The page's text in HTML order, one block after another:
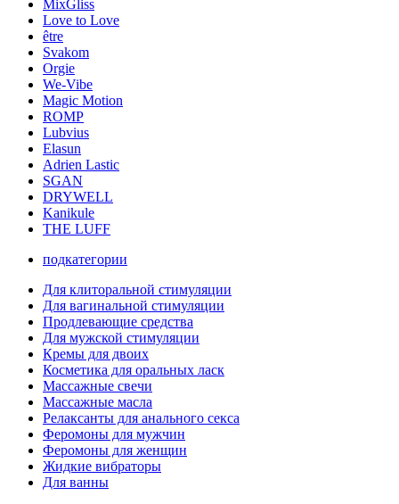
MixGliss
Love to Love
être
Svakom
Orgie
We-Vibe
Magic Motion
ROMP
Lubvius
Elasun
Adrien Lastic
SGAN
DRYWELL
Kanikule
THE LUFF
подкатегории
Для клиторальной стимуляции
Для вагинальной стимуляции
Продлевающие средства
Для мужской стимуляции
Кремы для двоих
Косметика для оральных ласк
Массажные свечи
Массажные масла
Релаксанты для анального секса
Феромоны для мужчин
Феромоны для женщин
Жидкие вибраторы
Для ванны